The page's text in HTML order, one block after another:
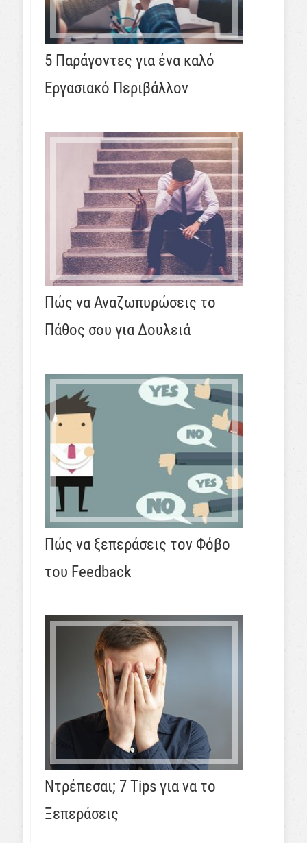
5 Παράγοντες για ένα καλό
Εργασιακό Περιβάλλον
Πώς να Αναζωπυρώσεις το
Πάθος σου για Δουλειά
Πώς να ξεπεράσεις τον Φόβο
του Feedback
Ντρέπεσαι; 7 Tips για να το
Ξεπεράσεις